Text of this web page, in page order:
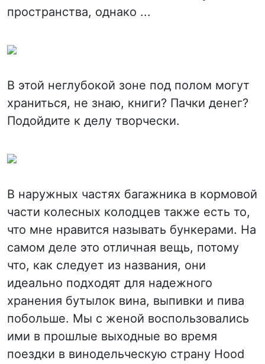
пространства, однако ...
В этой неглубокой зоне под полом могут
храниться, не знаю, книги? Пачки денег?
Подойдите к делу творчески.
В наружных частях багажника в кормовой
части колесных колодцев также есть то,
что мне нравится называть бункерами. На
самом деле это отличная вещь, потому
что, как следует из названия, они
идеально подходят для надежного
хранения бутылок вина, выпивки и пива
побольше. Мы с женой воспользовались
ими в прошлые выходные во время
поездки в винодельческую страну Hood